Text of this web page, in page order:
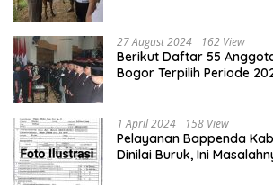
27 August 2024 162 View
Berikut Daftar 55
Bogor Terpilih Periode
1 April 2024 158 View
Pelayanan Bappenda
Dinilai Buruk, Ini